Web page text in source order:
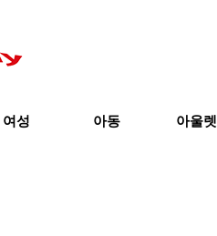
여성 아동 아울렛